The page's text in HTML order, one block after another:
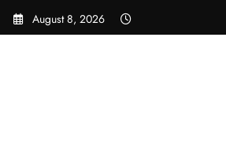
Skip
August 8, 2026